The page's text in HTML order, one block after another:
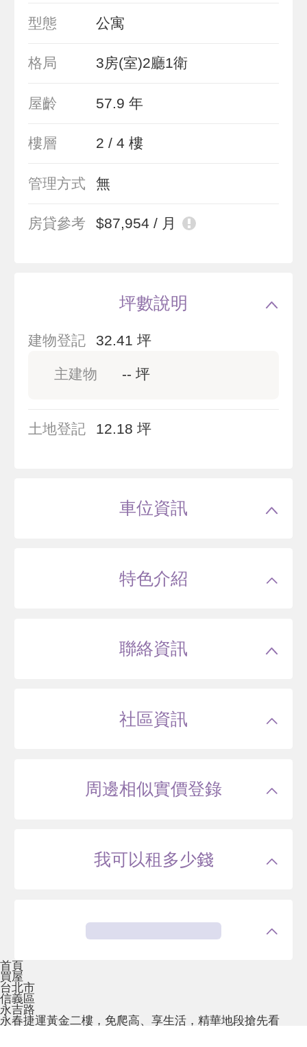
型態 公寓
格局 3房(室)2廳1衛
屋齡 57.9 年
樓層 2 / 4 樓
管理方式 無
房貸參考 $87,954 / 月
坪數說明
建物登記 32.41 坪
主建物 -- 坪
土地登記 12.18 坪
車位資訊
特色介紹
聯絡資訊
社區資訊
周邊相似實價登錄
我可以租多少錢
首頁
買屋
台北市
信義區
永吉路
永春捷運黃金二樓，免爬高、享生活，精華地段搶先看